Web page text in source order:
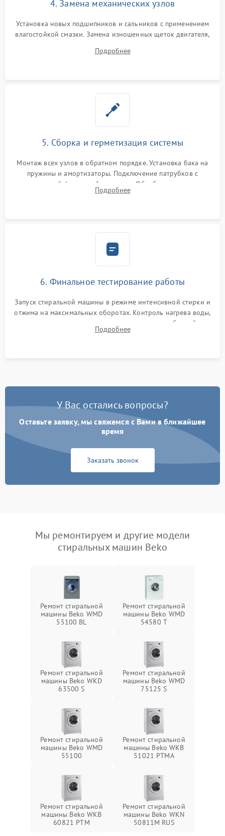
4. Замена механических узлов
Установка новых подшипников и сальников с применением
влагостойкой смазки. Замена изношенных щеток двигателя,
или поврежденной резиновой манжеты.
Подробнее
5. Сборка и герметизация системы
Монтаж всех узлов в обратном порядке. Установка бака на
пружины и амортизаторы. Подключение патрубков с
надежной фиксацией хомутами. Обработка стыков
герметиком для предотвращения возможных протечек воды.
Подробнее
6. Финальное тестирование работы
Запуск стиральной машины в режиме интенсивной стирки и
отжима на максимальных оборотах. Контроль нагрева воды,
корректности слива, отсутствия излишних вибраций,
посторонних стуков и протечек под корпусом.
Подробнее
У Вас остались вопросы?
Оставьте заявку, мы свяжемся с Вами в ближайшее
время
Заказать звонок
Мы ремонтируем и другие модели
стиральных машин Beko
Ремонт стиральной
машины Beko WMD
55100 BL
Ремонт стиральной
машины Beko WMD
54580 T
Ремонт стиральной
машины Beko WKD
63500 S
Ремонт стиральной
машины Beko WMD
75125 S
Ремонт стиральной
машины Beko WMD
55100
Ремонт стиральной
машины Beko WKB
51021 PTМА
Ремонт стиральной
машины Beko WKB
60821 PTМ
Ремонт стиральной
машины Beko WKN
50811M RUS